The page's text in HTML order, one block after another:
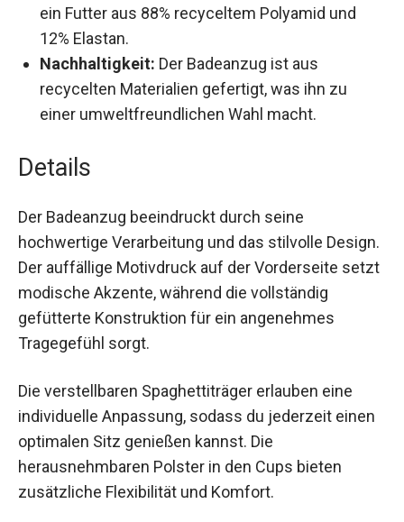
ein Futter aus 88% recyceltem Polyamid und
12% Elastan.
Nachhaltigkeit: Der Badeanzug ist aus
recycelten Materialien gefertigt, was ihn zu
einer umweltfreundlichen Wahl macht.
Details
Der Badeanzug beeindruckt durch seine
hochwertige Verarbeitung und das stilvolle
Design. Der auffällige Motivdruck auf der
Vorderseite setzt modische Akzente, während
die vollständig gefütterte Konstruktion für ein
angenehmes Tragegefühl sorgt.
Die verstellbaren Spaghettiträger erlauben eine
individuelle Anpassung, sodass du jederzeit
einen optimalen Sitz genießen kannst. Die
herausnehmbaren Polster in den Cups bieten
zusätzliche Flexibilität und Komfort.